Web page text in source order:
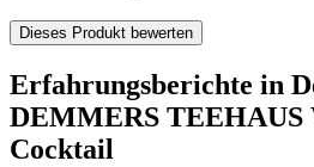
Dieses Produkt bewerten
Erfahrungsberichte in
DEMMERS TEEHAUS
Cocktail